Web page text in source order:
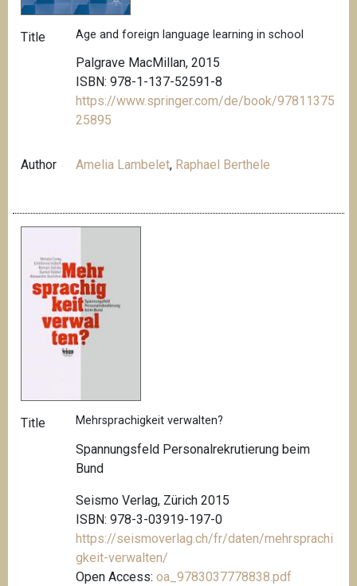
Title Age and foreign language learning in school
Palgrave MacMillan, 2015
ISBN: 978-1-137-52591-8
https://www.springer.com/de/book/97811375
25895
Author Amelia Lambelet, Raphael Berthele
Title Mehrsprachigkeit verwalten?
Spannungsfeld Personalrekrutierung beim
Bund
Seismo Verlag, Zürich 2015
ISBN: 978-3-03919-197-0
https://seismoverlag.ch/fr/daten/mehrsprachi
gkeit-verwalten/
Open Access:oa_9783037778838.pdf